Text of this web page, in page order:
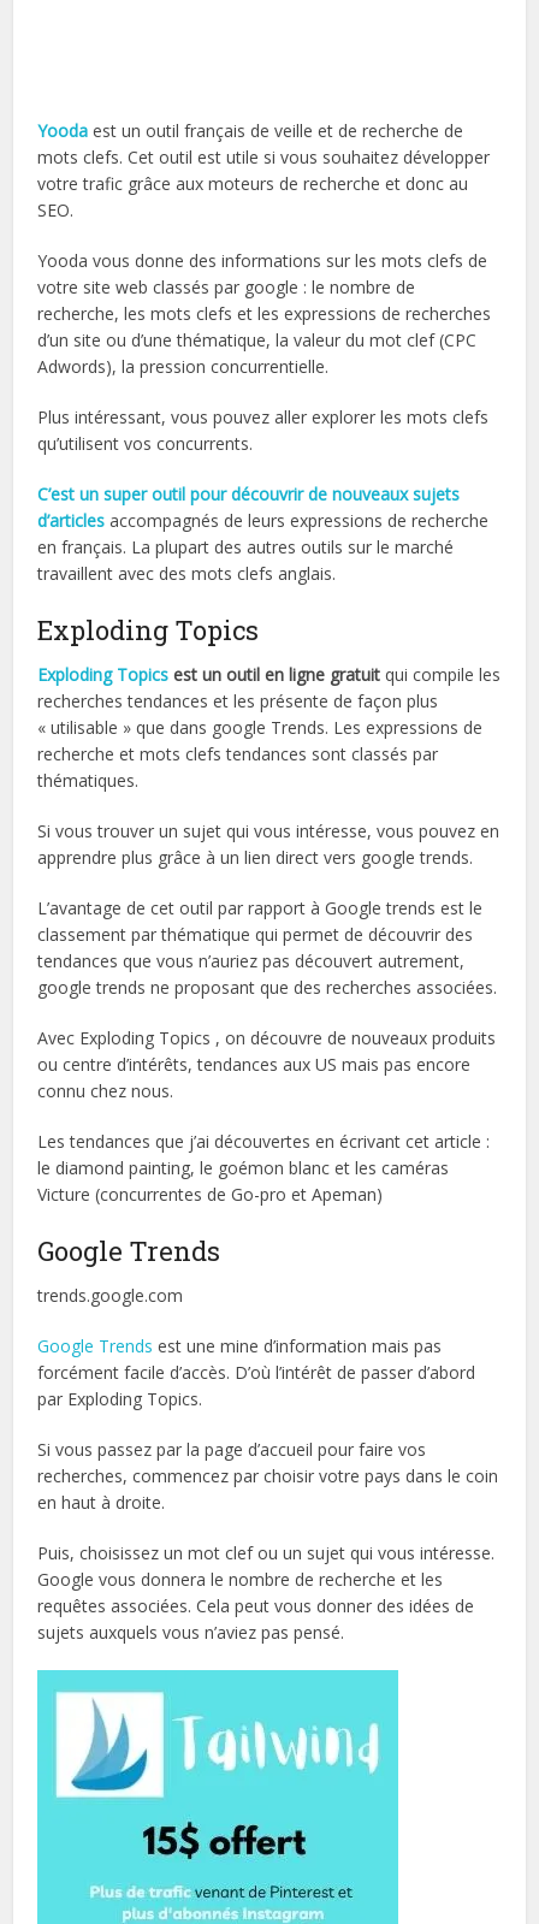
Yooda est un outil français de veille et de recherche de
mots clefs. Cet outil est utile si vous souhaitez développer
votre trafic grâce aux moteurs de recherche et donc au
SEO.
Yooda vous donne des informations sur les mots clefs de
votre site web classés par google : le nombre de
recherche, les mots clefs et les expressions de recherches
d’un site ou d’une thématique, la valeur du mot clef (CPC
Adwords), la pression concurrentielle.
Plus intéressant, vous pouvez aller explorer les mots clefs
qu’utilisent vos concurrents.
C’est un super outil pour découvrir de nouveaux sujets
d’articles accompagnés de leurs expressions de recherche
en français. La plupart des autres outils sur le marché
travaillent avec des mots clefs anglais.
Exploding Topics
Exploding Topics est un outil en ligne gratuitqui compile les
recherches tendances et les présente de façon plus
« utilisable » que dans google Trends. Les expressions de
recherche et mots clefs tendances sont classés par
thématiques.
Si vous trouver un sujet qui vous intéresse, vous pouvez en
apprendre plus grâce à un lien direct vers google trends.
L’avantage de cet outil par rapport à Google trends est le
classement par thématique qui permet de découvrir des
tendances que vous n’auriez pas découvert autrement,
google trends ne proposant que des recherches associées.
Avec Exploding Topics , on découvre de nouveaux produits
ou centre d’intérêts, tendances aux US mais pas encore
connu chez nous.
Les tendances que j’ai découvertes en écrivant cet article :
le diamond painting, le goémon blanc et les caméras
Victure (concurrentes de Go-pro et Apeman)
Google Trends
trends.google.com
Google Trends est une mine d’information mais pas
forcément facile d’accès. D’où l’intérêt de passer d’abord
par Exploding Topics.
Si vous passez par la page d’accueil pour faire vos
recherches, commencez par choisir votre pays dans le coin
en haut à droite.
Puis, choisissez un mot clef ou un sujet qui vous intéresse.
Google vous donnera le nombre de recherche et les
requêtes associées. Cela peut vous donner des idées de
sujets auxquels vous n’aviez pas pensé.